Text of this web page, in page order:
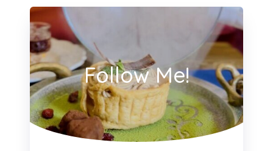
Follow Me!